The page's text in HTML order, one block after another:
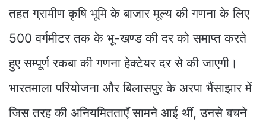
तहत ग्रामीण कृषि भूमि के बाजार मूल्य की गणना के लिए
500 वर्गमीटर तक के भू-खण्ड की दर को समाप्त करते
हुए सम्पूर्ण रकबा की गणना हेक्टेयर दर से की जाएगी।
भारतमाला परियोजना और बिलासपुर के अरपा भैंसाझार में
जिस तरह की अनियमितताएँ सामने आई थीं, उनसे बचने